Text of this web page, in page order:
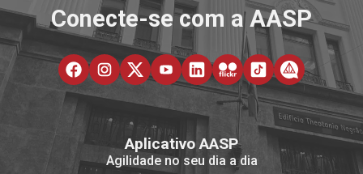
Conecte-se com a AASP
Aplicativo AASP
Agilidade no seu dia a dia